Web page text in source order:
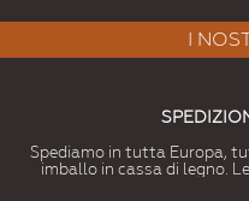
I
Spediamo in tutta Europa,
imballo in cassa di legno.